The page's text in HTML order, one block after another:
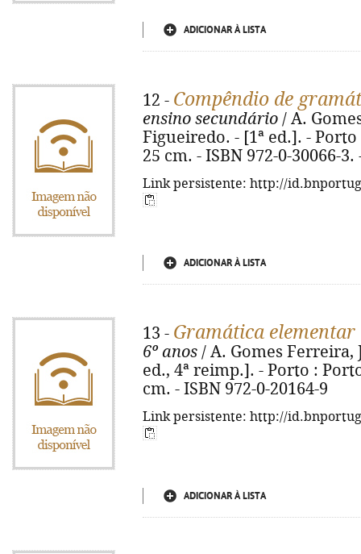
ADICIONAR À LISTA
12 - Compêndio de
ensino secundário / A.
Figueiredo. - [1ª ed.]. -
25 cm. - ISBN 972-0-30066-3.
Link persistente: http://
ADICIONAR À LISTA
13 - Gramática
6º anos / A. Gomes Ferreira,
ed., 4ª reimp.]. - Porto :
cm. - ISBN 972-0-20164-9
Link persistente: http://
ADICIONAR À LISTA